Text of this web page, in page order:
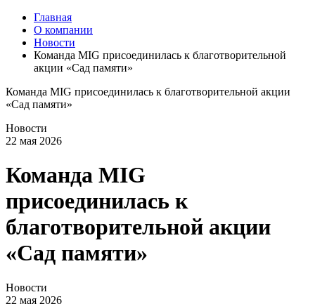
Главная
О компании
Новости
Команда MIG присоединилась к благотворительной
акции «Сад памяти»
Команда MIG присоединилась к благотворительной акции
«Сад памяти»
Новости
22 мая 2026
Команда MIG
присоединилась к
благотворительной акции
«Сад памяти»
Новости
22 мая 2026